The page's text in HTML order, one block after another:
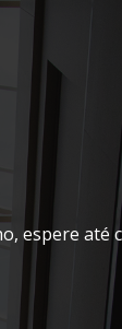
espere até